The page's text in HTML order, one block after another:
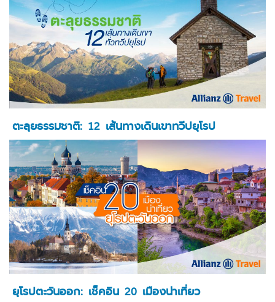
ตะลุยธรรมชาติ: 12 เส้นทางเดินเขาทวีปยุโรป
ยุโรปตะวันออก: เช็คอิน 20 เมืองน่าเที่ยว